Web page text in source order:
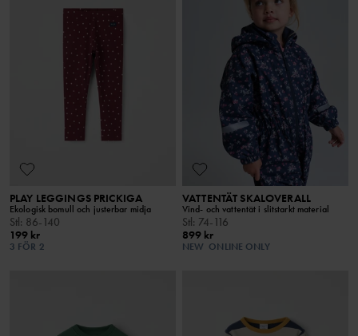
PLAY LEGGINGS PRICKIGA
Ekologisk bomull och justerbar midja
Stl: 86-140
199 kr
3 FÖR 2
VATTENTÄT SKALOVERALL
Vind- och vattentät i slitstarkt material
Stl: 74-116
899 kr
NEW ONLINE ONLY